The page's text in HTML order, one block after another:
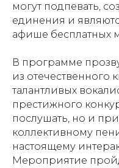
могут подпевать,
единения и
афише бесплатных
В программе
из отечественного
талантливых
престижного
послушать, но и
коллективному
настоящему
Мероприятие